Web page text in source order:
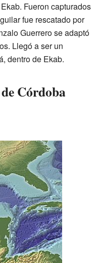
Fueron capturados
fue rescatado por
Guerrero se adaptó
Llegó a ser un
dentro de Ekab.
Córdoba